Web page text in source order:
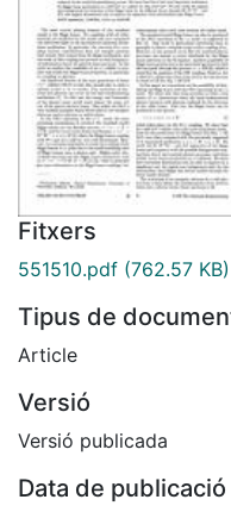
Fitxers
551510.pdf (762.57 KB)
Tipus de
Article
Versió
Versió publicada
Data de publicació